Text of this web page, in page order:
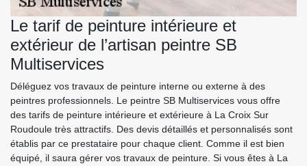
Le tarif de peinture intérieure et
extérieur de l’artisan peintre SB
Multiservices
Déléguez vos travaux de peinture interne ou externe à des
peintres professionnels. Le peintre SB Multiservices vous offre
des tarifs de peinture intérieure et extérieure à La Croix Sur
Roudoule très attractifs. Des devis détaillés et personnalisés sont
établis par ce prestataire pour chaque client. Comme il est bien
équipé, il saura gérer vos travaux de peinture. Si vous êtes à La